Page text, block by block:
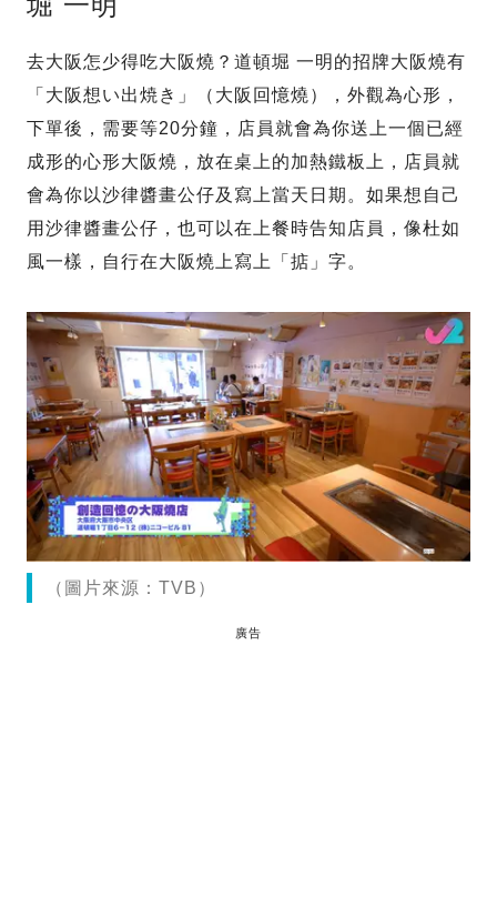
去大阪怎少得吃大阪燒？道頓堀 一明的招牌大阪燒有
「大阪想い出焼き」（大阪回憶燒），外觀為心形，
下單後，需要等20分鐘，店員就會為你送上一個已經
成形的心形大阪燒，放在桌上的加熱鐵板上，店員就
會為你以沙律醬畫公仔及寫上當天日期。如果想自己
用沙律醬畫公仔，也可以在上餐時告知店員，像杜如
風一樣，自行在大阪燒上寫上「掂」字。
（圖片來源：TVB）
廣告